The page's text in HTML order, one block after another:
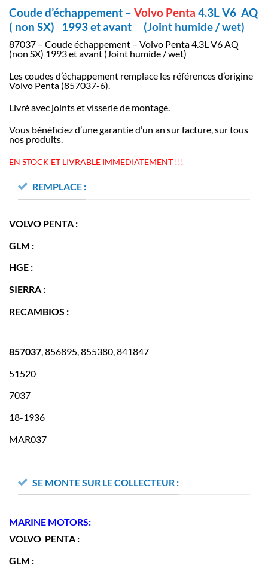
Coude d’échappement – Volvo Penta 4.3L V6 AQ
( non SX) 1993 et avant (Joint humide / wet)
87037 – Coude échappement – Volvo Penta 4.3L V6 AQ
(non SX) 1993 et avant (Joint humide / wet)
Les coudes d’échappement remplace les références d’origine
Volvo Penta (857037-6).
Livré avec joints et visserie de montage.
Vous bénéficiez d’une garantie d’un an sur facture, sur tous
nos produits.
EN STOCK ET LIVRABLE IMMEDIATEMENT !!!
REMPLACE :
VOLVO PENTA :
GLM :
HGE :
SIERRA :
RECAMBIOS :
857037, 856895, 855380, 841847
51520
7037
18-1936
MAR037
SE MONTE SUR LE COLLECTEUR :
MARINE MOTORS:
VOLVO PENTA :
GLM :